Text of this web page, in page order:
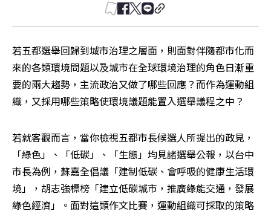
若五都選舉回歸到城市治理之層面，則面對伴隨都市化而
來的各類環境問題以及城市在全球環境治理的角色日漸重
要的兩大趨勢，主流政治又做了哪些回應？而作為運動組
織，又採用哪些策略使環境議題能置入選舉議程之中？
若就客觀而言，當你檢視五都市長候選人所提出的政見，
「綠色」、「低碳」、「生態」均見諸選舉公報，以台中
市長為例，蘇嘉全倡議「建制低碳、會呼吸的健康生活環
境」，胡志強標榜「建立低碳城市，推廣綠能交通，發展
綠色經濟」。面對這類作文比賽，運動組織可採取的策略